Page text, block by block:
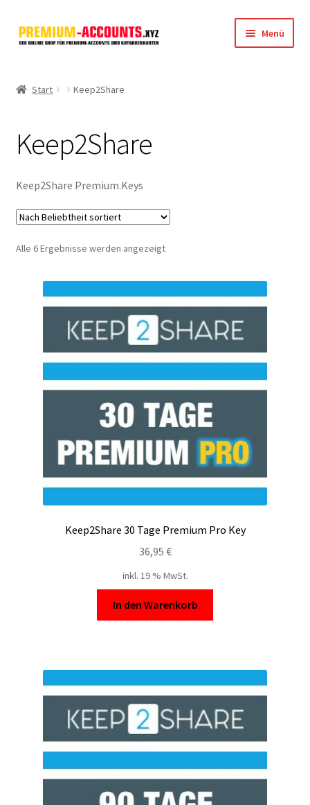
Zur
Navigation
Zum
Inhalt
Menü
FileJoker
Depositfiles
TakeFile
FileFox.cc
Filesmonster
HotLink
VipFile.cc
Ex-Load
Widerrufsbelehrung
Zahlungsarten
Start Keep2Share
Keep2Share
Keep2Share Premium.Keys
Alle 6 Ergebnisse werden angezeigtNach
sortiert
Keep2Share 30 Tage Premium Pro Key
36,95 €
inkl. 19 % MwSt.
In den Warenkorb